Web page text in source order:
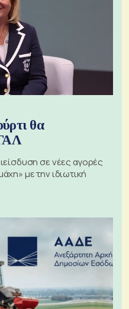
θα
σε νέες αγορές
με την ιδιωτική